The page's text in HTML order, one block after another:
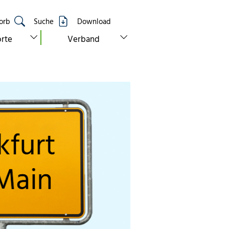
Suche Download
show submenu for “standorte”
Verband show submenu for “verband”